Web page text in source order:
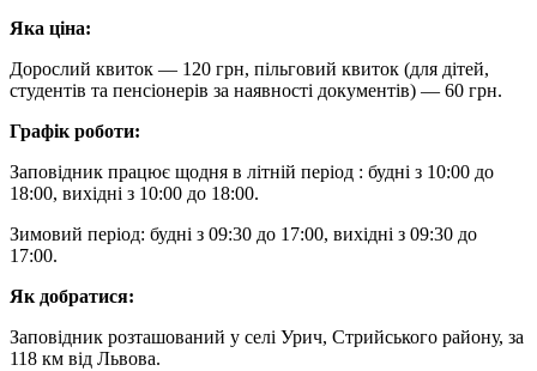
Яка ціна:
Дорослий квиток — 120 грн, пільговий квиток (для дітей,
студентів та пенсіонерів за наявності документів) — 60 грн.
Графік роботи:
Заповідник працює щодня в літній період : будні з 10:00 до
18:00, вихідні з 10:00 до 18:00.
Зимовий період: будні з 09:30 до 17:00, вихідні з 09:30 до
17:00.
Як добратися:
Заповідник розташований у селі Урич, Стрийського району, за
118 км від Львова.